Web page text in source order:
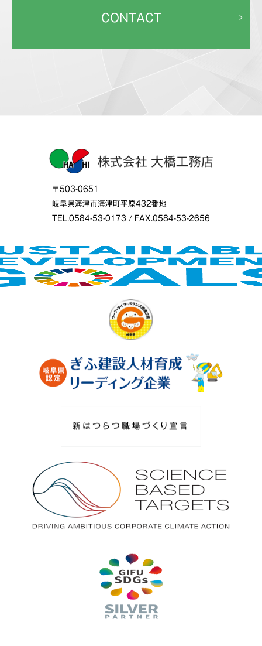
CONTACT
〒503-0651
岐阜県海津市海津町平原432番地
TEL.0584-53-0173 / FAX.0584-53-2656